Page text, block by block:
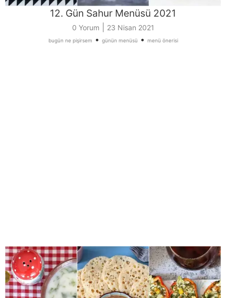
12. Gün Sahur Menüsü 2021
0 Yorum 23 Nisan 2021
bugün ne pişirsem • günün menüsü • menü önerisi